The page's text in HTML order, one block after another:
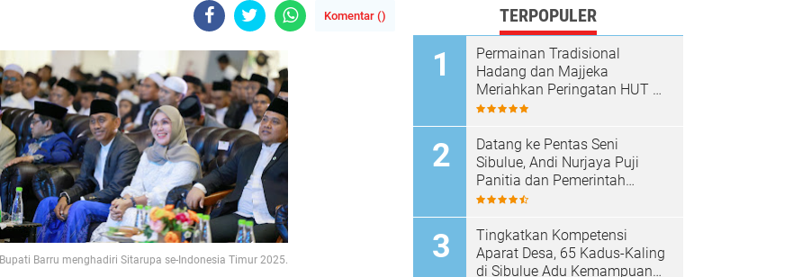
Komentar ()
Bupati Barru menghadiri Sitarupa se-Indonesia Timur 2025.
TERPOPULER
Permainan Tradisional
Hadang dan Majjeka
Meriahkan Peringatan HUT RI
di Sibulue
Datang ke Pentas Seni
Sibulue, Andi Nurjaya Puji
Panitia dan Pemerintah
Kecamatan
Tingkatkan Kompetensi
Aparat Desa, 65 Kadus-Kaling
di Sibulue Adu Kemampuan